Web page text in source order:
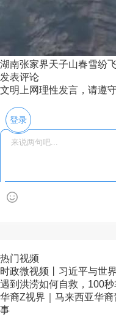
湖南张家界天子山春雪纷
发表评论
文明上网理性发言，请遵
登录
热门视频
时政微视频丨习近平与世
遇到洪涝如何自救，100秒
华裔Z视界｜马来西亚华
事